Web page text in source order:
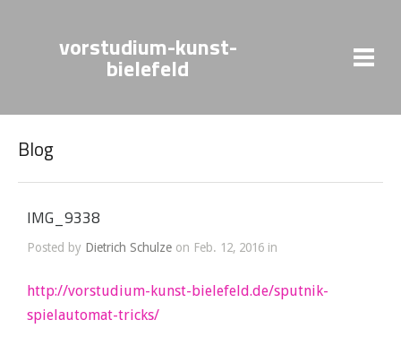
vorstudium-kunst-
bielefeld
Blog
IMG_9338
Posted by Dietrich Schulze on Feb. 12, 2016 in
http://vorstudium-kunst-bielefeld.de/sputnik-
spielautomat-tricks/